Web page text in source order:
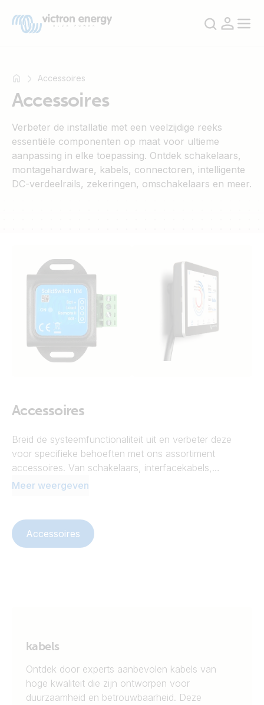
Bijvoorbeeld
SmartSolar
Multiplus-
Orion
Accessoires
Accessoires
Verbeter de installatie met een veelzijdige reeks
essentiële componenten op maat voor ultieme
aanpassing in elke toepassing. Ontdek schakelaars,
montagehardware, kabels, connectoren, intelligente
DC-verdeelrails, zekeringen, omschakelaars en meer.
Accessoires
Breid de systeemfunctionaliteit uit en verbeter deze
voor specifieke behoeften met ons assortiment
accessoires. Van schakelaars, interfacekabels,
Bluetooth-dongles en connectiviteitsmodules tot
meer.
Meer weergeven
Accessoires
kabels
Ontdek door experts aanbevolen kabels van
hoge kwaliteit die zijn ontworpen voor
duurzaamheid en betrouwbaarheid. Deze